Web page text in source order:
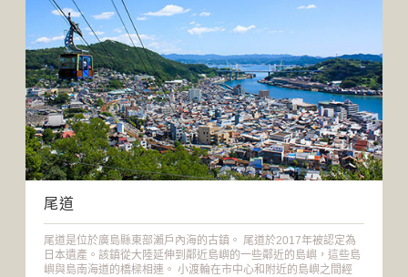
尾道
尾道是位於廣島縣東部瀨戶內海的古鎮。 尾道於2017年被認定為
日本遺產。該鎮從大陸延伸到鄰近島嶼的一些鄰近的島嶼，這些島
嶼與島南海道的橋樑相連。 小渡輪在市中心和附近的島嶼之間經